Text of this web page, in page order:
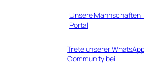
Unsere Mannschaften
Portal
Trete unserer
Community bei